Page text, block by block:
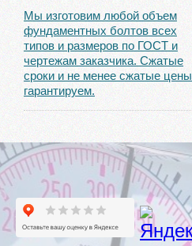
Мы изготовим любой объем
фундаментных болтов всех
типов и размеров по ГОСТ и
чертежам заказчика. Сжатые
сроки и не менее сжатые цены
гарантируем.